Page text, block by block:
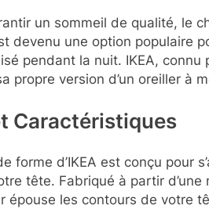
un sommeil de qualité, le
devenu une option populaire
pendant la nuit. IKEA,
propre version d’un oreiller à
Caractéristiques
forme d’IKEA est conçu
tête. Fabriqué à partir
épouse les contours de votre